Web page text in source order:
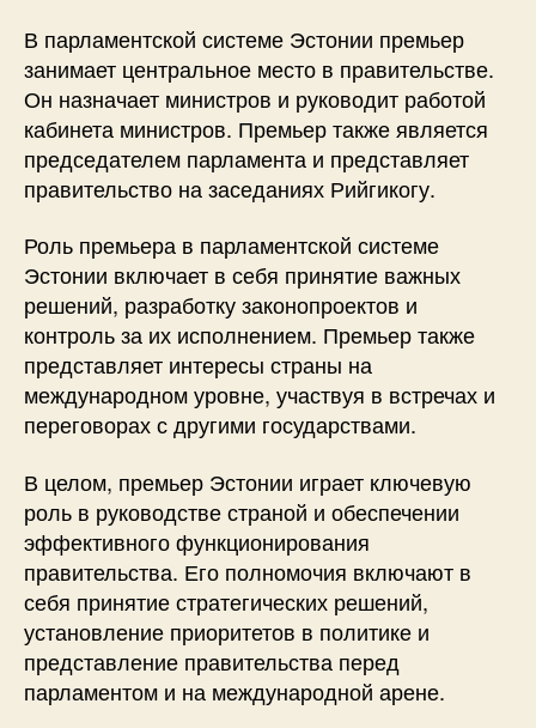
В парламентской системе Эстонии премьер
занимает центральное место в правительстве.
Он назначает министров и руководит работой
кабинета министров. Премьер также является
председателем парламента и представляет
правительство на заседаниях Рийгикогу.
Роль премьера в парламентской системе
Эстонии включает в себя принятие важных
решений, разработку законопроектов и
контроль за их исполнением. Премьер также
представляет интересы страны на
международном уровне, участвуя в встречах и
переговорах с другими государствами.
В целом, премьер Эстонии играет ключевую
роль в руководстве страной и обеспечении
эффективного функционирования
правительства. Его полномочия включают в
себя принятие стратегических решений,
установление приоритетов в политике и
представление правительства перед
парламентом и на международной арене.